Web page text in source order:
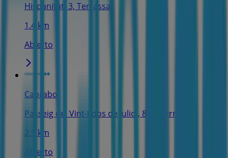
Hispanitat, 3, Terrassa
1.4 km
Abierto
Caprabo
Passeig del Vint-i-dos de Juliol, 873, Terrassa
2.5 km
Abierto